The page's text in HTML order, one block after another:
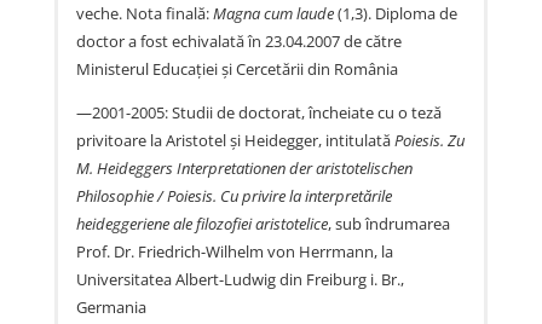
veche. Nota finală:Magna cum laude(1,3). Diploma de
doctor a fost echivalată în 23.04.2007 de către
Ministerul Educaţiei şi Cercetării din România
—2001-2005: Studii de doctorat, încheiate cu o teză
privitoare la Aristotel şi Heidegger, intitulatăPoiesis. Zu
M. Heideggers Interpretationen der aristotelischen
Philosophie / Poiesis. Cu privire la interpretările
heideggeriene ale filozofiei aristotelice, sub îndrumarea
Prof. Dr. Friedrich-Wilhelm von Herrmann, la
Universitatea Albert-Ludwig din Freiburg i. Br.,
Germania